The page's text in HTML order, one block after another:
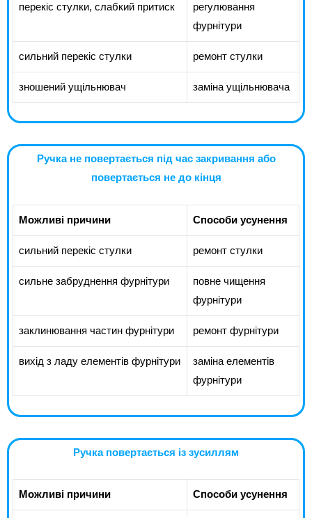
перекіс стулки, слабкий притиск
регулювання
фурнітури
сильний перекіс стулки ремонт стулки
зношений ущільнювач заміна ущільнювача
Ручка не повертається під час закривання або
повертається не до кінця
Можливі причини Способи усунення
сильний перекіс стулки ремонт стулки
сильне забруднення фурнітури
повне чищення
фурнітури
заклинювання частин фурнітури ремонт фурнітури
вихід з ладу елементів фурнітури
заміна елементів
фурнітури
Ручка повертається із зусиллям
Можливі причини Способи усунення